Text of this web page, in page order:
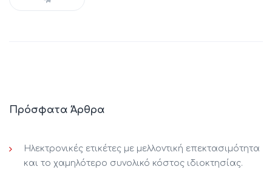
Πρόσφατα Άρθρα
Ηλεκτρονικές ετικέτες με μελλοντική επεκτασιμότητα
και το χαμηλότερο συνολικό κόστος ιδιοκτησίας.